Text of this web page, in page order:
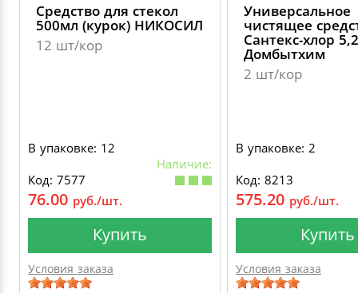
Средство для стекол
500мл (курок) НИКОСИЛ
12 шт/кор
В упаковке: 12
Наличие:
Код: 7577
76.00 руб./шт.
Купить
Условия заказа
Универсальное
чистящее
Сантекс-хлор
Домбытхим
2 шт/кор
В упаковке: 2
Код: 8213
575.20 руб./шт.
Купить
Условия заказа